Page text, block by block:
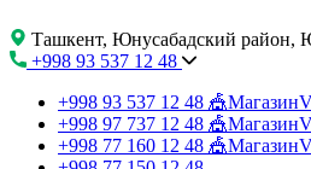
Ташкент, Юнусабадский район,
+998 93 537 12 48
+998 93 537 12 48
+998 97 737 12 48
+998 77 160 12 48